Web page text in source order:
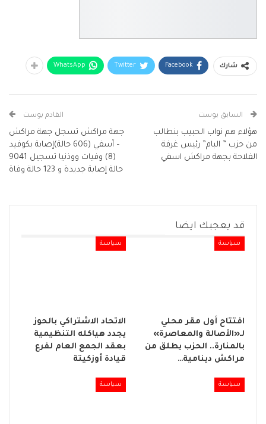
شارك Facebook
Twitter
WhatsApp
السابق بوست
هؤلاء هم نواب الحبيب بنطالب
من حزب ” البام” رئيس غرفة
الفلاحة بجهة مراكش اسفي
القادم بوست
جهة مراكش تسجل جهة مراكش
– آسفي (606 حالة)إصابة بكوفيد
(8) وفيات ووذنيا تسجيل 9041
حالة إصابة جديدة و 123 حالة وفاة
قد يعجبك ايضا
سياسة
افتتاح أول مقر محلي
لـ«الأصالة والمعاصرة»
بالمنارة.. الحزب يطلق من
مراكش دينامية…
سياسة
الاتحاد الاشتراكي بالحوز
يجدد هياكله التنظيمية
بعقد الجمع العام لفرع
قيادة أوزكيتة
سياسة سياسة